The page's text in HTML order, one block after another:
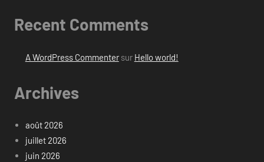
Recent Comments
A WordPress Commentersur Hello world!
Archives
août 2026
juillet 2026
juin 2026